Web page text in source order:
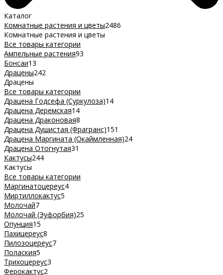
Каталог
Комнатные растения и цветы2486
Комнатные растения и цветы
Все товары категории
Ампельные растения93
Бонсаи13
Драцены242
Драцены
Все товары категории
Драцена Годсефа (Суркулоза)14
Драцена Деремская14
Драцена Драконовая8
Драцена Душистая (Фрагранс)151
Драцена Маргината (Окаймленная)24
Драцена Отогнутая31
Кактусы244
Кактусы
Все товары категории
Маргинатоцереус4
Миртиллокактус5
Молочай7
Молочай (Эуфорбия)25
Опунция15
Пахицереус8
Пилозоцереус7
Полаския5
Трихоцереус3
Ферокактус2